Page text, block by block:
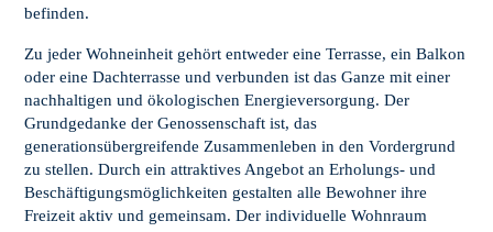
befinden.
Zu jeder Wohneinheit gehört entweder eine Terrasse, ein Balkon
oder eine Dachterrasse und verbunden ist das Ganze mit einer
nachhaltigen und ökologischen Energieversorgung. Der
Grundgedanke der Genossenschaft ist, das
generationsübergreifende Zusammenleben in den Vordergrund
zu stellen. Durch ein attraktives Angebot an Erholungs- und
Beschäftigungsmöglichkeiten gestalten alle Bewohner ihre
Freizeit aktiv und gemeinsam. Der individuelle Wohnraum